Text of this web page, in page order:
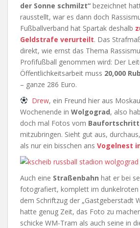
der Sonne schmilzt“ bezeichnet
rausstellt, war es dann doch
Fußballverband hat Spartak deshalb
Geldstrafe verurteilt. Das
direkt, wie ernst das Thema
Profifußball genommen wird: Der
Öffentlichkeitsarbeit muss 20,000
– ganze 286 Euro.
Drew, ein Freund hier aus
Wochenende in Wolgograd, also
doch mal Fotos vom Baufortschritt
mitzubringen. Sieht gut aus,
als nur ein bisschen ans Vogelnest
Auch eine Straßenbahn hat er bei
fotografiert, komplett im
dem Schriftzug der „Gastgeberstadt
hatte genug Zeit, das Foto zu
schicke WM-Tram als auch seine in